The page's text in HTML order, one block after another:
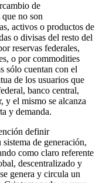
de
no son
activos o productos de
o divisas del resto del
reservas federales,
o por commodities
sólo cuentan con el
de los usuarios que
banco central,
y el mismo se alcanza
y demanda.
definir
de generación,
como claro referente
descentralizado y
genera y circula un